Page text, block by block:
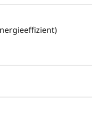
und separat erhältlich.